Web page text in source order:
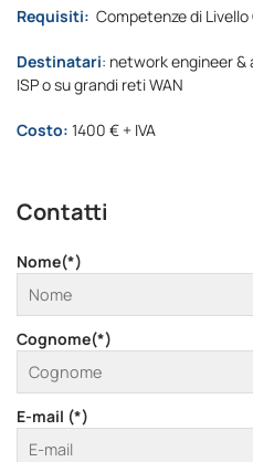
Requisiti: Competenze di Livello
Destinatari: network engineer
ISP o su grandi reti WAN
Costo: 1400 € + IVA
Contatti
Nome(*)
Cognome(*)
E-mail (*)